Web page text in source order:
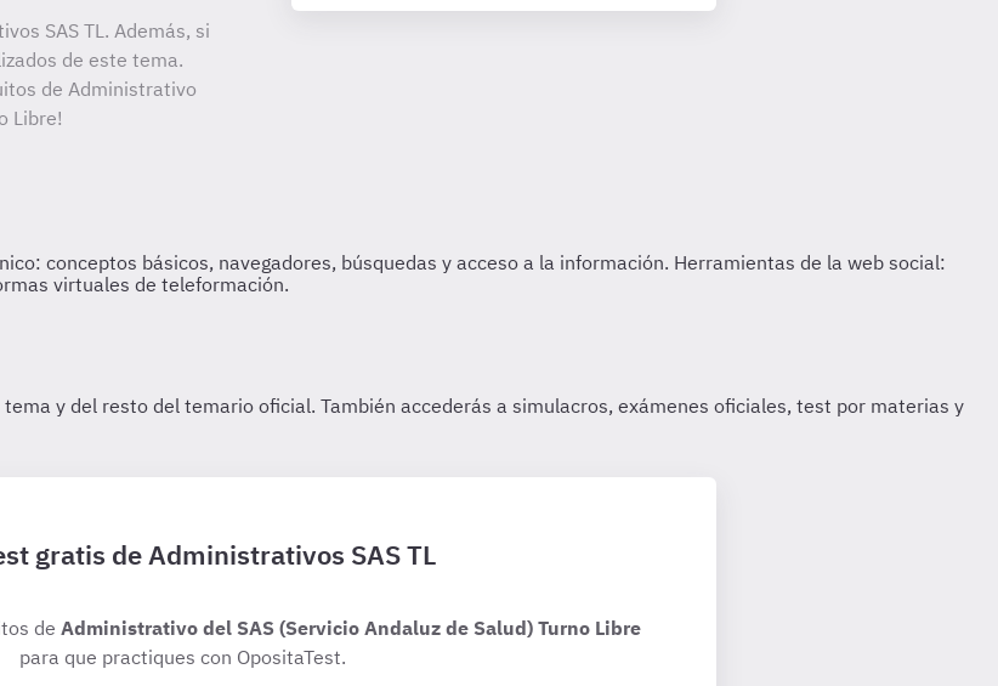
SAS TL. Además, si
de este tema.
de Administrativo
Libre!
gratis de Administrativos SAS TL
de Administrativo del SAS (Servicio Andaluz de Salud) Turno Libre
para que practiques con OpositaTest.